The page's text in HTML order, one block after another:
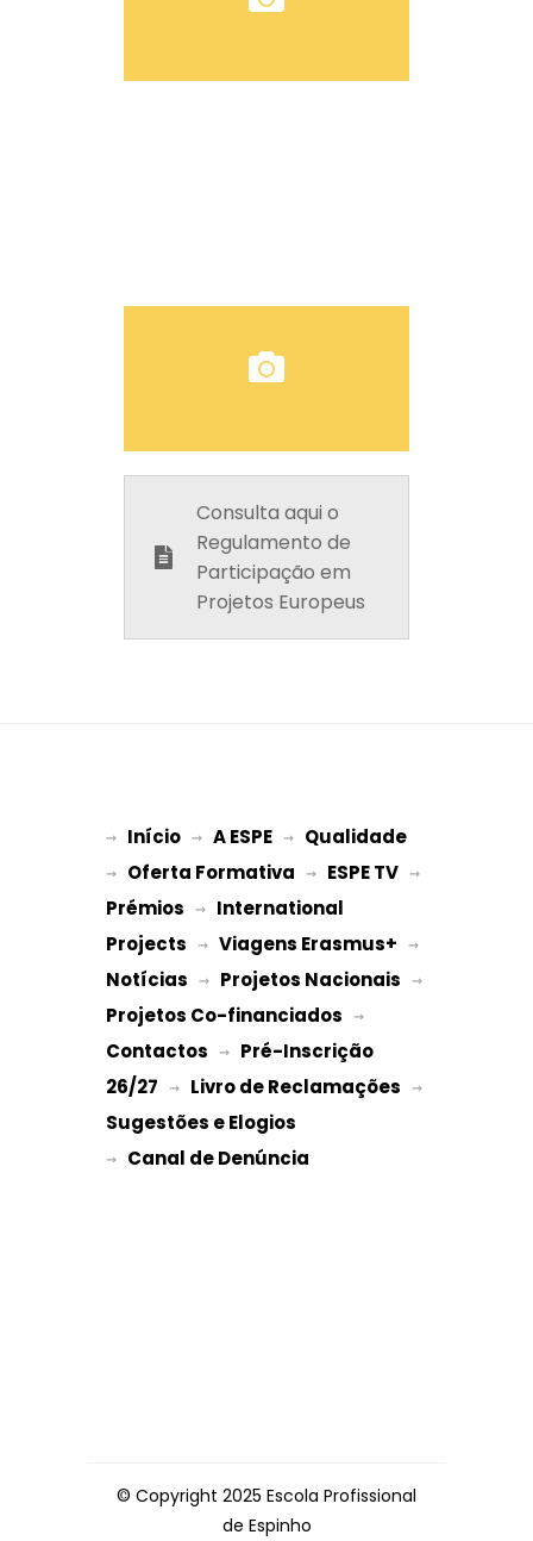
Consulta aqui o
Regulamento de
Participação em
Projetos Europeus
→ Início → A ESPE → Qualidade
→ Oferta Formativa → ESPE TV
Prémios → International
Projects → Viagens Erasmus+
Notícias → Projetos Nacionais
Projetos Co-financiados
Contactos → Pré-Inscrição
26/27 → Livro de Reclamações
Sugestões e Elogios
→
© Copyright 2025 Escola Profissional
de Espinho